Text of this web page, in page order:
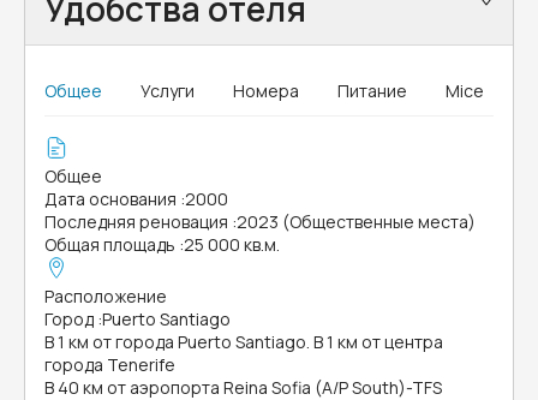
Общее Услуги Номера Питание Mice
Общее
Дата основания :2000
Последняя реновация :2023 (Общественные места)
Общая площадь :25 000 кв.м.
Расположение
Город :Puerto Santiago
В 1 км от города Puerto Santiago. В 1 км от центра
города Tenerife
В 40 км от аэропорта Reina Sofia (A/P South)-TFS